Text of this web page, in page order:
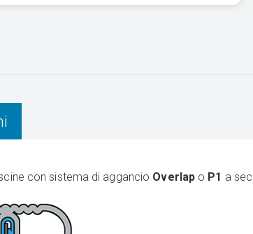
con sistema di aggancio Overlap o P1 a